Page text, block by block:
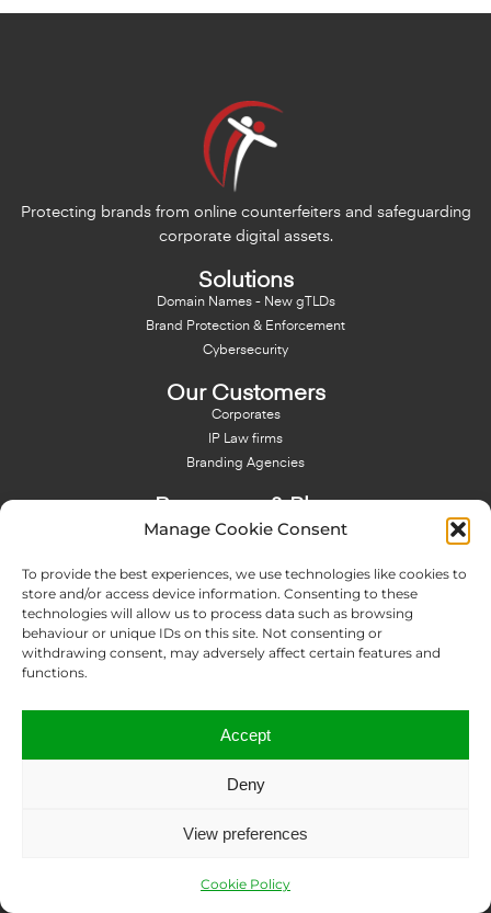
Manage Cookie Consent
To provide the best experiences, we use technologies like cookies to
store and/or access device information. Consenting to these
technologies will allow us to process data such as browsing
behaviour or unique IDs on this site. Not consenting or
withdrawing consent, may adversely affect certain features and
functions.
Accept
Deny
View preferences
Cookie Policy
Protecting brands from online counterfeiters and safeguarding
corporate digital assets.
Solutions
Domain Names - New gTLDs
Brand Protection & Enforcement
Cybersecurity
Our Customers
Corporates
IP Law firms
Branding Agencies
Blog
Domain Names Search
About Us
Expertise
Team
Memberships
Contact us
Data Disclosure Request